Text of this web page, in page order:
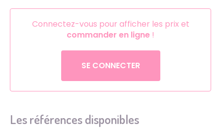
Connectez-vous pour afficher les prix et
commander en ligne !
SE CONNECTER
Les références disponibles